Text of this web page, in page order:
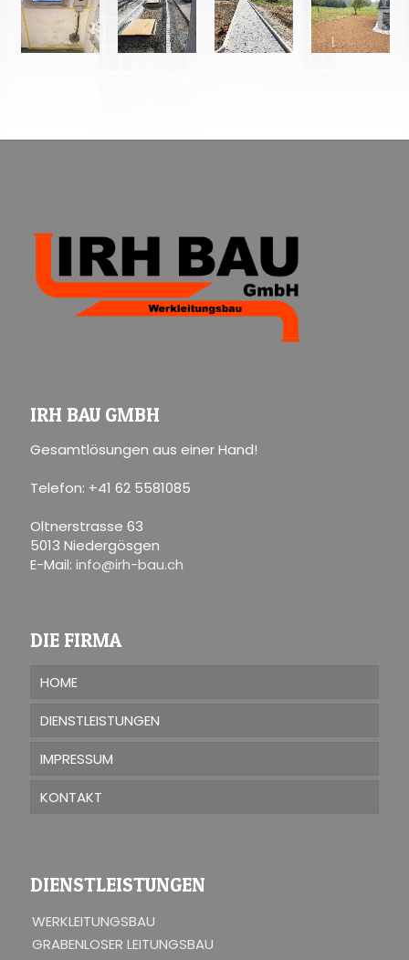
IRH BAU GMBH
Gesamtlösungen aus einer Hand!
Telefon: +41 62 5581085
Oltnerstrasse 63
5013 Niedergösgen
E-Mail: info@irh-bau.ch
DIE FIRMA
HOME
DIENSTLEISTUNGEN
IMPRESSUM
KONTAKT
DIENSTLEISTUNGEN
WERKLEITUNGSBAU
GRABENLOSER LEITUNGSBAU